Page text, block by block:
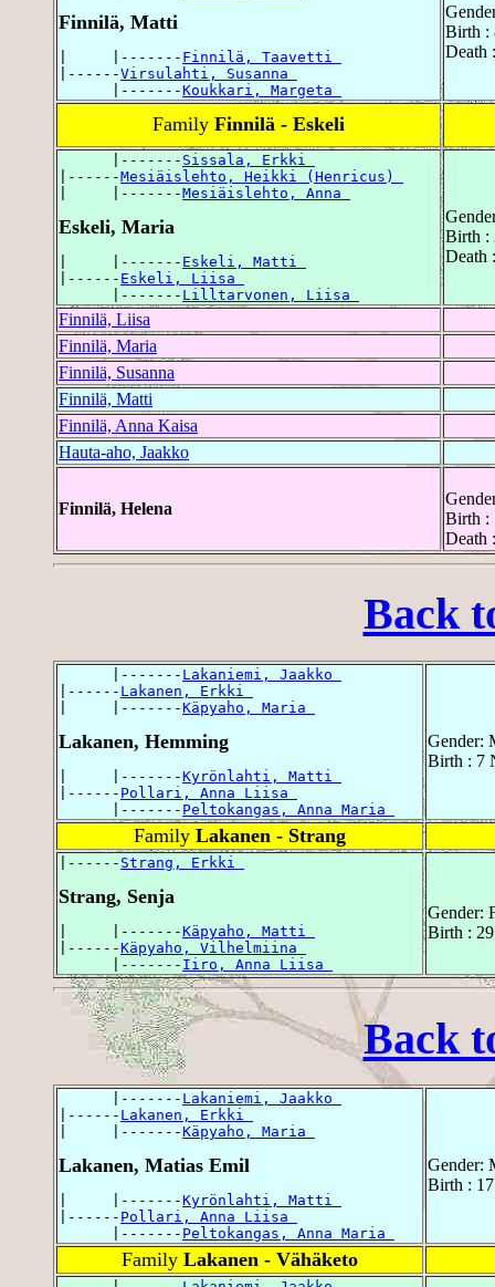
Finnilä, Matti
|     |------- Finnilä, Taavetti
|------Virsulahti, Susanna
      |-------
Koukkari, Margeta
Birth :
Death
Family Finnilä - Eskeli
      |-------
Sissala, Erkki
|------Mesiäislehto, Heikki (Henricus)
|     |-------Mesiäislehto, Anna
Eskeli, Maria
|     |------- Eskeli, Matti
|------ Eskeli, Liisa
      |-------
Lilltarvonen, Liisa
Birth :
Death
Finnilä, Liisa
Finnilä, Maria
Finnilä, Susanna
Finnilä, Matti
Finnilä, Anna Kaisa
Hauta-aho, Jaakko
Finnilä, Helena
Birth :
Death
Back
      |-------
Lakaniemi, Jaakko
|------ Lakanen, Erkki
|     |-------Käpyaho, Maria
Lakanen, Hemming
|     |-------Kyrönlahti, Matti
|------ Pollari, Anna Liisa
      |-------
Peltokangas, Anna Maria
Gender:
Birth : 7
Family Lakanen - Strang
|------ Strang, Erkki
Strang, Senja
|     |-------Käpyaho, Matti
|------Käpyaho, Vilhelmiina
      |-------
Iiro, Anna Liisa
Gender:
Birth :
Back
      |-------
Lakaniemi, Jaakko
|------ Lakanen, Erkki
|     |-------Käpyaho, Maria
Lakanen, Matias Emil
|     |-------Kyrönlahti, Matti
|------ Pollari, Anna Liisa
      |-------
Peltokangas, Anna Maria
Gender:
Birth :
Family Lakanen - Vähäketo